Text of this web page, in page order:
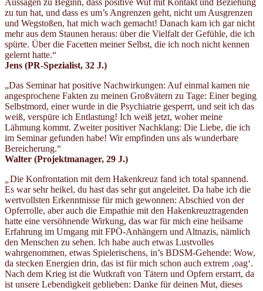
Aussagen zu Beginn, dass positive Wut mit Kontakt und Beziehung
zu tun hat, und dass es um’s Angrenzen geht, nicht um Ausgrenzen
und Wegstoßen, hat mich wach gemacht! Danach kam ich gar nicht
mehr aus dem Staunen heraus: über die Vielfalt der Gefühle, die ich
spürte. Über die Facetten meiner Selbst, die ich noch nicht kennen
gelernt hatte.“
Jens (PR-Spezialist, 32 J.)
„Das Seminar hat positive Nachwirkungen: Auf einmal kamen nie
angesprochene Fakten zu meinen Großvätern zu Tage: Einer beging
Selbstmord, einer wurde in die Psychiatrie gesperrt, und seit ich das
weiß, verspüre ich Entlastung! Ich weiß jetzt, woher meine
Lähmung kommt. Zweiter positiver Nachklang: Die Liebe, die ich
im Seminar gefunden habe! Wir empfinden uns als wunderbare
Bereicherung.“
Walter (Projektmanager, 29 J.)
Die Konfrontation mit dem Hakenkreuz fand ich total spannend.
Es war sehr heikel, du hast das sehr gut angeleitet. Da habe ich die
wertvollsten Erkenntnisse für mich gewonnen: Abschied von der
Opferrolle, aber auch die Empathie mit den Hakenkreuztragenden
hatte eine versöhnende Wirkung, das war für mich eine heilsame
Erfahrung im Umgang mit FPÖ-Anhängern und Altnazis, nämlich
den Menschen zu sehen. Ich habe auch etwas Lustvolles
wahrgenommen, etwas Spielerischens, in’s BDSM-Gehende: Wow,
da stecken Energien drin, das ist für mich schon auch extrem ‚oag‘.
Nach dem Krieg ist die Wutkraft von Tätern und Opfern erstarrt, da
ist unsere Lebendigkeit geblieben: Danke für deinen Mut, dieses